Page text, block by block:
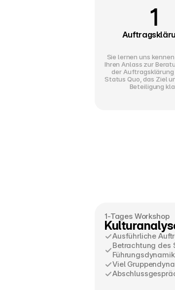
1
Sie lernen uns
Ihren Anlass zur
der Auftragsklärung
Status Quo, das Ziel
Beteiligung
1-Tages Workshop
Ausführliche
Betrachtung des
Viel